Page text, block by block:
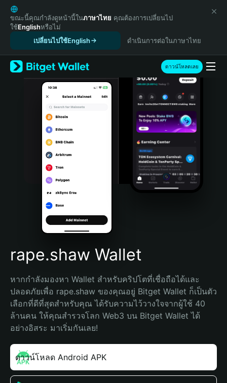
English
日本語
Tiếng Việt
Español (Latinoamérica)
Türkçe
Italiano
Português (Portugal)
Bahasa Indonesia
Português (Brasil)
Español (Argentina)
ขณะนี้คุณกำลังดูหน้านี้ในภาษาไทย คุณต้องการเปลี่ยนไป
ใช้Englishหรือไม่
เปลี่ยนไปใช้English
ดำเนินการต่อในภาษาไทย
ดาวน์โหลดเลย
rape.shaw Wallet
หากกำลังมองหา Wallet สำหรับคริปโตที่เชื่อถือได้และ
ปลอดภัยเพื่อ rape.shaw ของคุณอยู่ Bitget Wallet ก็เป็นตัว
เลือกที่ดีที่สุดสำหรับคุณ ได้รับความไว้วางใจจากผู้ใช้ 40
ล้านคน ให้คุณสำรวจโลก Web3 บน Bitget Wallet ได้
อย่างอิสระ มาเริ่มกันเลย!
ดาวน์โหลด Android APK